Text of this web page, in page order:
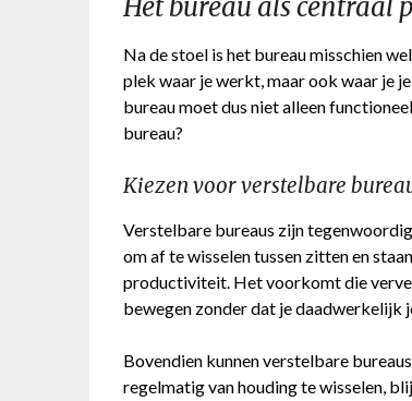
Het bureau als centraal
Na de stoel is het bureau misschien
plek waar je werkt, maar ook waar je
bureau moet dus niet alleen
bureau?
Kiezen voor verstelbare
Verstelbare bureaus zijn
om af te wisselen tussen zitten en
productiviteit. Het voorkomt die
bewegen zonder dat je daadwerkelijk
Bovendien kunnen verstelbare
regelmatig van houding te wisselen,